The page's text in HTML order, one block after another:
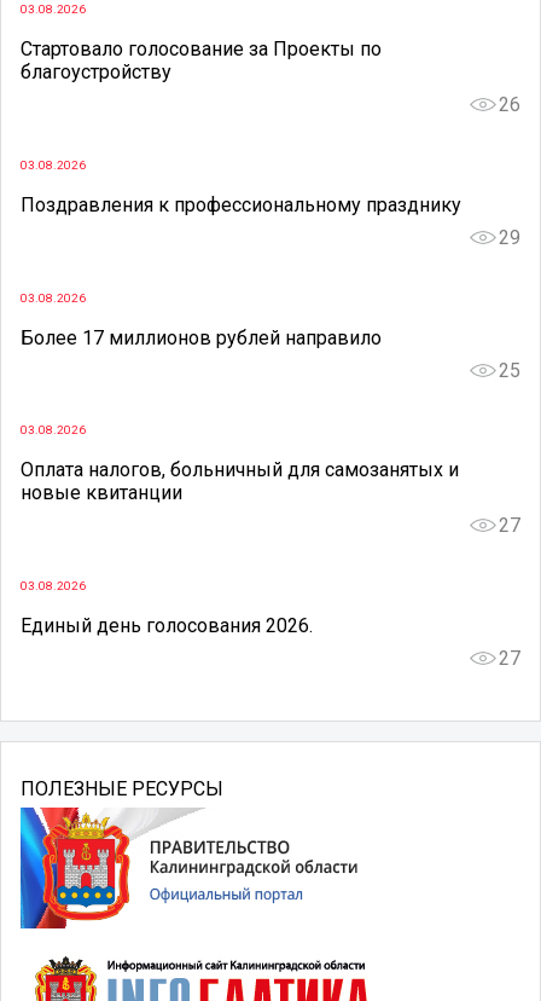
03.08.2026
Стартовало голосование за Проекты по
благоустройству
26
03.08.2026
Поздравления к профессиональному празднику
29
03.08.2026
Более 17 миллионов рублей направило
25
03.08.2026
Оплата налогов, больничный для самозанятых и
новые квитанции
27
03.08.2026
Единый день голосования 2026.
27
ПОЛЕЗНЫЕ РЕСУРСЫ